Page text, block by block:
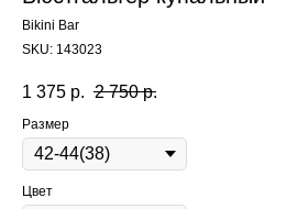
Bikini Bar
SKU: 143023
1 375 р. 2 750 р.
Размер
Цвет